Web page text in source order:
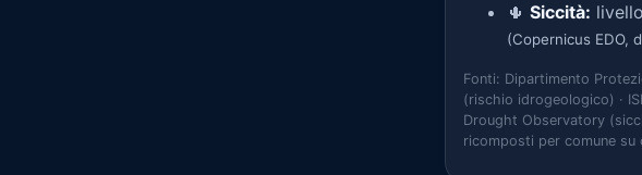
🌵 Siccità:
(Copernicus EDO,
Fonti: Dipartimento
(rischio idrogeologico) ·
Drought Observatory
ricomposti per comune su